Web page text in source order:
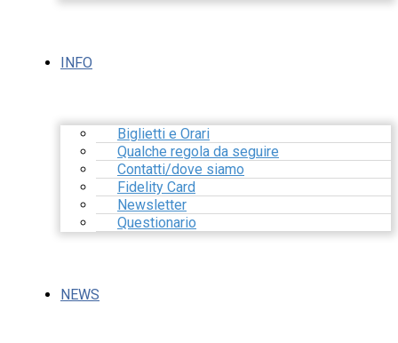
INFO
Biglietti e Orari
Qualche regola da seguire
Contatti/dove siamo
Fidelity Card
Newsletter
Questionario
NEWS